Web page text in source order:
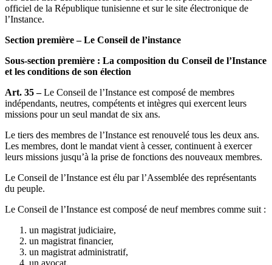
officiel de la République tunisienne et sur le site électronique de
l’Instance.
Section première – Le Conseil de l’instance
Sous-section première : La composition du Conseil de l’Instance
et les conditions de son élection
Art. 35 –Le Conseil de l’Instance est composé de membres
indépendants, neutres, compétents et intègres qui exercent leurs
missions pour un seul mandat de six ans.
Le tiers des membres de l’Instance est renouvelé tous les deux ans.
Les membres, dont le mandat vient à cesser, continuent à exercer
leurs missions jusqu’à la prise de fonctions des nouveaux membres.
Le Conseil de l’Instance est élu par l’Assemblée des représentants
du peuple.
Le Conseil de l’Instance est composé de neuf membres comme suit :
un magistrat judiciaire,
un magistrat financier,
un magistrat administratif,
un avocat,